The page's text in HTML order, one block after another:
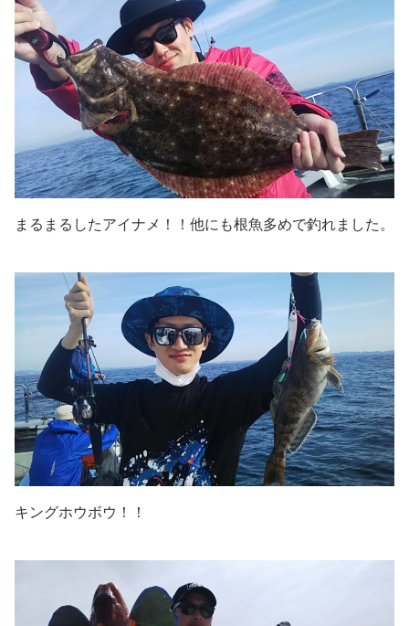
まるまるしたアイナメ！！他にも根魚多めで釣れました。
キングホウボウ！！